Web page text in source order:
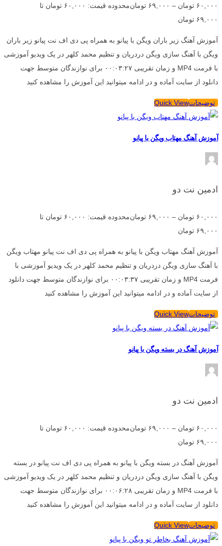
۶۰,۰۰۰ تومان – ۶۹,۰۰۰ تومان
محدوده قیمت: ۶۰,۰۰۰ تومان تا
۶۹,۰۰۰ تومان
آموزش آهنگ زیر باران ویگن با پیانو به همراه پی دی اف نت پیانو زیر باران
ویگن با آهنگ سازی ویگن دردریان و تنظیم محمد کلهر در یک ویدیو آموزشی
با فرمت MP4 و زمان تقریبی ۰۰:۰۳:۲۷ برای نوازندگان متوسط جهت
دانلود از سایت آماده و در ادامه میتوانید این آموزش را مشاهده کنید
توضیحاتQuick View
آموزش آهنگ مهتاب ویگن با پیانو
ادمین نت دو
۶۰,۰۰۰ تومان – ۶۹,۰۰۰ تومان
محدوده قیمت: ۶۰,۰۰۰ تومان تا
۶۹,۰۰۰ تومان
آموزش آهنگ مهتاب ویگن با پیانو به همراه پی دی اف نت پیانو مهتاب ویگن
با آهنگ سازی ویگن دردریان و تنظیم محمد کلهر در یک ویدیو آموزشی با
فرمت MP4 و زمان تقریبی ۰۰:۰۳:۳۷ برای نوازندگان متوسط جهت دانلود
از سایت آماده و در ادامه میتوانید این آموزش را مشاهده کنید
توضیحاتQuick View
آموزش آهنگ در بسته ویگن با پیانو
ادمین نت دو
۶۰,۰۰۰ تومان – ۶۹,۰۰۰ تومان
محدوده قیمت: ۶۰,۰۰۰ تومان تا
۶۹,۰۰۰ تومان
آموزش آهنگ در بسته ویگن با پیانو به همراه پی دی اف نت پیانو در بسته
ویگن با آهنگ سازی ویگن دردریان و تنظیم محمد کلهر در یک ویدیو آموزشی
با فرمت MP4 و زمان تقریبی ۰۰:۰۶:۲۸ برای نوازندگان متوسط جهت
دانلود از سایت آماده و در ادامه میتوانید این آموزش را مشاهده کنید
توضیحاتQuick View